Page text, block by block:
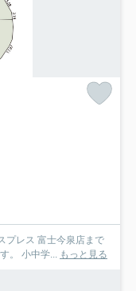
プレス 富士今泉店まで
。 小中学... もっと見る